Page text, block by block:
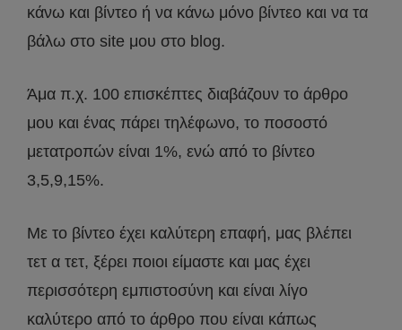
κάνω και βίντεο ή να κάνω μόνο βίντεο και να τα
βάλω στο site μου στο blog.
Άμα π.χ. 100 επισκέπτες διαβάζουν το άρθρο
μου και ένας πάρει τηλέφωνο, το ποσοστό
μετατροπών είναι 1%, ενώ από το βίντεο
3,5,9,15%.
Με το βίντεο έχει καλύτερη επαφή, μας βλέπει
τετ α τετ, ξέρει ποιοι είμαστε και μας έχει
περισσότερη εμπιστοσύνη και είναι λίγο
καλύτερο από το άρθρο που είναι κάπως